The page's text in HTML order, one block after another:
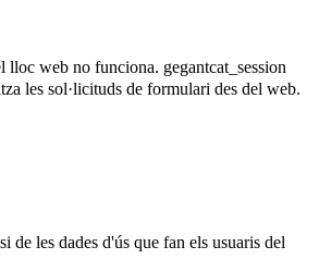
lloc web no funciona. gegantcat_session
les sol·licituds de formulari des del web.
les dades d'ús que fan els usuaris del